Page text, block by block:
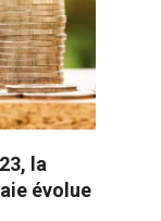
la
évolue